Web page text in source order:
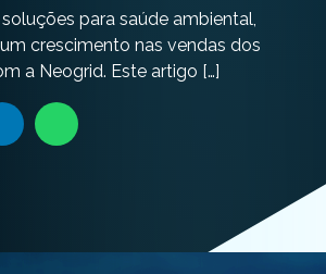
para saúde ambiental,
crescimento nas vendas dos
a Neogrid. Este artigo […]